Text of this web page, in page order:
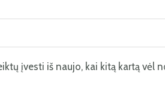
įvesti iš naujo, kai kitą kartą vėl